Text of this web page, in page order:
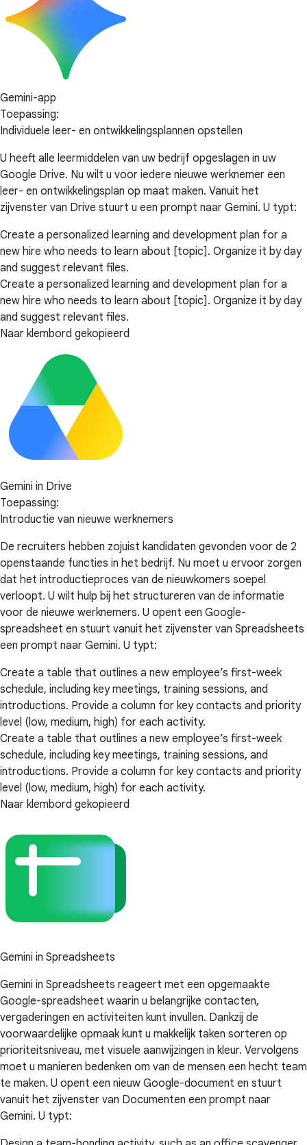
Gemini-app
Toepassing:
Individuele leer- en ontwikkelingsplannen opstellen
U heeft alle leermiddelen van uw bedrijf opgeslagen in uw
Google Drive. Nu wilt u voor iedere nieuwe werknemer een
leer- en ontwikkelingsplan op maat maken. Vanuit het
zijvenster van Drive stuurt u een prompt naar Gemini. U typt:
Create a personalized learning and development plan for a
new hire who needs to learn about [topic]. Organize it by day
and suggest relevant files.
Create a personalized learning and development plan for a
new hire who needs to learn about [topic]. Organize it by day
and suggest relevant files.
Naar klembord gekopieerd
Gemini in Drive
Toepassing:
Introductie van nieuwe werknemers
De recruiters hebben zojuist kandidaten gevonden voor de 2
openstaande functies in het bedrijf. Nu moet u ervoor zorgen
dat het introductieproces van de nieuwkomers soepel
verloopt. U wilt hulp bij het structureren van de informatie
voor de nieuwe werknemers. U opent een Google-
spreadsheet en stuurt vanuit het zijvenster van Spreadsheets
een prompt naar Gemini. U typt:
Create a table that outlines a new employee’s first-week
schedule, including key meetings, training sessions, and
introductions. Provide a column for key contacts and priority
level (low, medium, high) for each activity.
Create a table that outlines a new employee’s first-week
schedule, including key meetings, training sessions, and
introductions. Provide a column for key contacts and priority
level (low, medium, high) for each activity.
Naar klembord gekopieerd
Gemini in Spreadsheets
Gemini in Spreadsheets reageert met een opgemaakte
Google-spreadsheet waarin u belangrijke contacten,
vergaderingen en activiteiten kunt invullen. Dankzij de
voorwaardelijke opmaak kunt u makkelijk taken sorteren op
prioriteitsniveau, met visuele aanwijzingen in kleur. Vervolgens
moet u manieren bedenken om van de mensen een hecht team
te maken. U opent een nieuw Google-document en stuurt
vanuit het zijvenster van Documenten een prompt naar
Gemini. U typt: